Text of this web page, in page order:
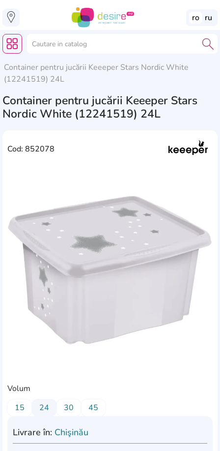
ro ru
Container pentru jucării Keeeper Stars Nordic White
(12241519) 24L
Container pentru jucării Keeeper Stars
Nordic White (12241519) 24L
Cod: 852078
Volum
15
24 30 45
Livrare în: Chişinău